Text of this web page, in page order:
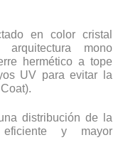
en color cristal
arquitectura mono
hermético a tope
UV para evitar la
distribución de la
y mayor